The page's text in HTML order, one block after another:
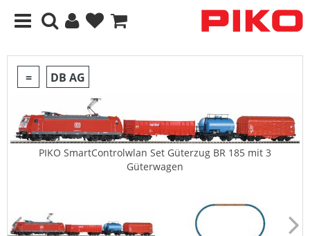
= DB AG
PIKO SmartControlwlan Set Güterzug BR 185 mit 3
Güterwagen